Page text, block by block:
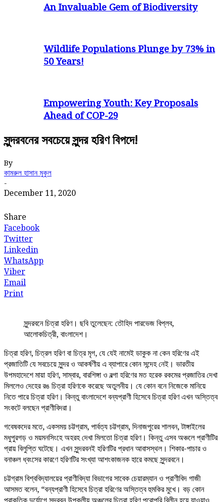
An Invaluable Gem of Biodiversity
Wildlife Populations Plunge by 73% in
50 Years!
Empowering Youth: Key Proposals
Ahead of COP-29
সুন্দরবনের সবচেয়ে সুন্দর হরিণ বিপদে!
By
কামরুল হাসান মুকুল
-
December 11, 2020
Share
Facebook
Twitter
Linkedin
WhatsApp
Viber
Email
Print
সুন্দরবনে চিত্রা হরিণ। ছবি তুলেছেন: তৌহিদ পারভেজ বিপ্লব,
আলোকচিত্রী, বাংলাদেশ।
চিত্রা হরিণ, চিত্রল হরিণ বা চিত্র মৃগ, যে যেই নামেই ডাকুক না কেন হরিণের এই
প্রজাতিটি যে সবচেয়ে সুন্দর ও আকর্ষণীয় এ ব্যাপারে কোন সন্দেহ নেই। ভারতীয়
উপমহাদেশে মায়া হরিণ, সাম্বার, বারশিঙ্গা ও বল্গা হরিণের মত হরেক রকমের প্রজাতির দেখা
মিললেও দেহের রঙ চিত্রা হরিণকে করেছে অতুলনীয়। যে কোন বনে নিজেকে মানিয়ে
নিতে পারে চিত্রা হরিণ। কিন্তু বাংলাদেশে বন্যপ্রাণী হিসেবে চিত্রা হরিণ এখন অস্তিত্ব
সংকটে বলছেন প্রাণীবিদরা।
গবেষকদের মতে, একসময় চট্টগ্রাম, পার্বত্য চট্টগ্রাম, দিনাজপুরের শালবন, টাঙ্গাইলের
মধুপুরগড় ও ময়মনসিংহে অহরহ দেখা মিলতো চিত্রা হরিণ। ‍কিন্তু এসব অঞ্চলে প্রাণীটির
প্রায় বিলুপ্তি ঘটেছে। এখন সুন্দরবনই হরিণটির প্রধান আবাসস্থল। শিকার-পাচার ও
বনাঞ্চল ধ্বংসের কারণে হরিণটির সংখ্যা আশংকাজনক হারে কমছে সুন্দরবনে।
চট্টগ্রাম বিশ্ববিদ্যালয়ের প্রাণীবিদ্যা বিভাগের সাবেক চেয়ারম্যান ও প্রাণীবিদ গাজী
আসমত বলেন, “বন্যপ্রাণী হিসেবে চিত্রা হরিণের অস্তিত্ব হুমকির মুখে। বড় কোন